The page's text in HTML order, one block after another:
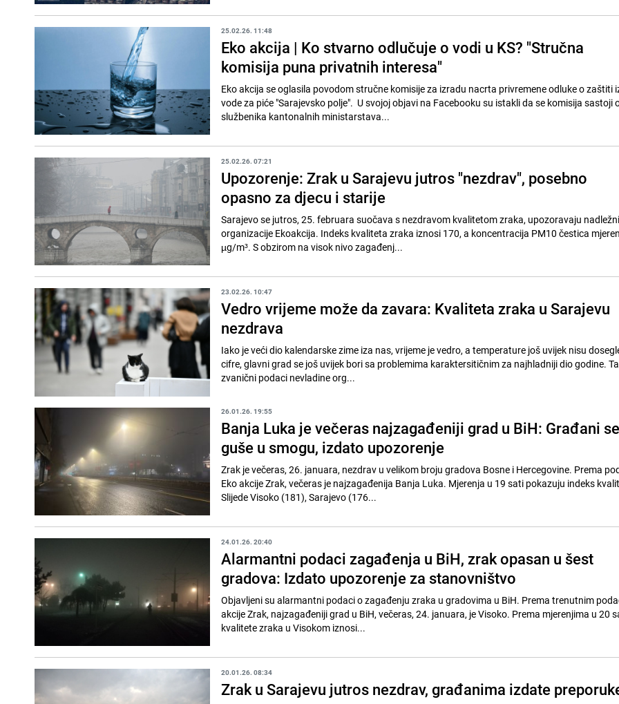
25.02.26. 11:48
Eko akcija | Ko stvarno odlučuje o vodi u KS? "Stručna
komisija puna privatnih interesa"
Eko akcija se oglasila povodom stručne komisije za izradu nacrta privremene odluke o zaštiti
vode za piće "Sarajevsko polje". U svojoj objavi na Facebooku su istakli da se komisija sastoji
službenika kantonalnih ministarstava...
25.02.26. 07:21
Upozorenje: Zrak u Sarajevu jutros "nezdrav", posebno
opasno za djecu i starije
Sarajevo se jutros, 25. februara suočava s nezdravom kvalitetom zraka, upozoravaju
organizacije Ekoakcija. Indeks kvaliteta zraka iznosi 170, a koncentracija PM10 čestica
µg/m³. S obzirom na visok nivo zagađenj...
23.02.26. 10:47
Vedro vrijeme može da zavara: Kvaliteta zraka u Sarajevu
nezdrava
Iako je veći dio kalendarske zime iza nas, vrijeme je vedro, a temperature još uvijek nisu
cifre, glavni grad se još uvijek bori sa problemima karaktersitičnim za najhladniji dio godine.
zvanični podaci nevladine org...
26.01.26. 19:55
Banja Luka je večeras najzagađeniji grad u BiH: Građani se
guše u smogu, izdato upozorenje
Zrak je večeras, 26. januara, nezdrav u velikom broju gradova Bosne i Hercegovine. Prema
Eko akcije Zrak, večeras je najzagađenija Banja Luka. Mjerenja u 19 sati pokazuju indeks
Slijede Visoko (181), Sarajevo (176...
24.01.26. 20:40
Alarmantni podaci zagađenja u BiH, zrak opasan u šest
gradova: Izdato upozorenje za stanovništvo
Objavljeni su alarmantni podaci o zagađenju zraka u gradovima u BiH. Prema trenutnim
akcije Zrak, najzagađeniji grad u BiH, večeras, 24. januara, je Visoko. Prema mjerenjima u 20
kvalitete zraka u Visokom iznosi...
20.01.26. 08:34
Zrak u Sarajevu jutros nezdrav, građanima izdate